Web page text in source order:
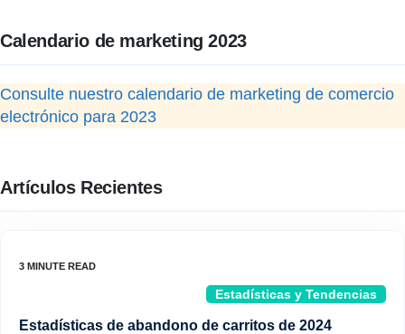
Calendario de marketing 2023
Consulte nuestro calendario de marketing de comercio
electrónico para 2023
Artículos Recientes
Estadísticas y Tendencias
Estadísticas de abandono de carritos de 2024